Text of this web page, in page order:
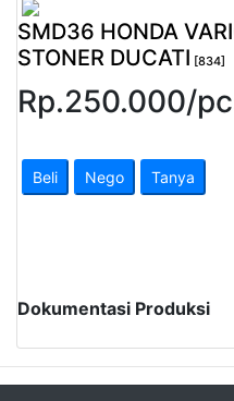
Pembayaran
Pendapatan
Ganti
Logout
SMD36 HONDA
STONER DUCATI [834]
Rp.250.000/
Beli Nego Tanya
Dokumentasi Produksi